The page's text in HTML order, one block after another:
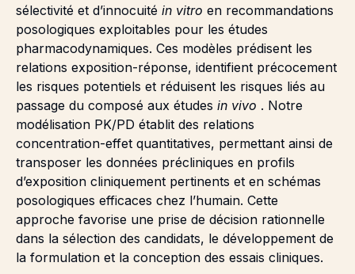
sélectivité et d’innocuité in vitro en recommandations
posologiques exploitables pour les études
pharmacodynamiques. Ces modèles prédisent les
relations exposition-réponse, identifient précocement
les risques potentiels et réduisent les risques liés au
passage du composé aux études in vivo . Notre
modélisation PK/PD établit des relations
concentration-effet quantitatives, permettant ainsi de
transposer les données précliniques en profils
d’exposition cliniquement pertinents et en schémas
posologiques efficaces chez l’humain. Cette
approche favorise une prise de décision rationnelle
dans la sélection des candidats, le développement de
la formulation et la conception des essais cliniques.